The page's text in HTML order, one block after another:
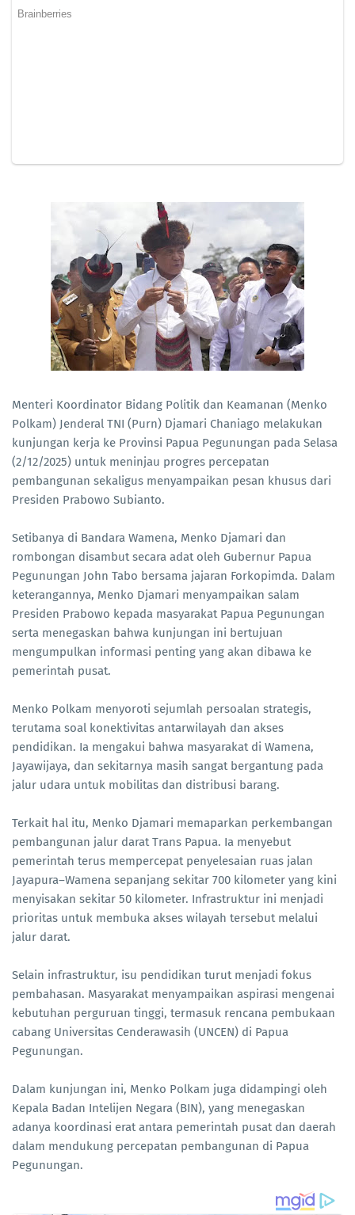
Menteri Koordinator Bidang Politik dan Keamanan (Menko
Polkam) Jenderal TNI (Purn) Djamari Chaniago melakukan
kunjungan kerja ke Provinsi Papua Pegunungan pada Selasa
(2/12/2025) untuk meninjau progres percepatan
pembangunan sekaligus menyampaikan pesan khusus dari
Presiden Prabowo Subianto.
Setibanya di Bandara Wamena, Menko Djamari dan
rombongan disambut secara adat oleh Gubernur Papua
Pegunungan John Tabo bersama jajaran Forkopimda. Dalam
keterangannya, Menko Djamari menyampaikan salam
Presiden Prabowo kepada masyarakat Papua Pegunungan
serta menegaskan bahwa kunjungan ini bertujuan
mengumpulkan informasi penting yang akan dibawa ke
pemerintah pusat.
Menko Polkam menyoroti sejumlah persoalan strategis,
terutama soal konektivitas antarwilayah dan akses
pendidikan. Ia mengakui bahwa masyarakat di Wamena,
Jayawijaya, dan sekitarnya masih sangat bergantung pada
jalur udara untuk mobilitas dan distribusi barang.
Terkait hal itu, Menko Djamari memaparkan perkembangan
pembangunan jalur darat Trans Papua. Ia menyebut
pemerintah terus mempercepat penyelesaian ruas jalan
Jayapura–Wamena sepanjang sekitar 700 kilometer yang kini
menyisakan sekitar 50 kilometer. Infrastruktur ini menjadi
prioritas untuk membuka akses wilayah tersebut melalui
jalur darat.
Selain infrastruktur, isu pendidikan turut menjadi fokus
pembahasan. Masyarakat menyampaikan aspirasi mengenai
kebutuhan perguruan tinggi, termasuk rencana pembukaan
cabang Universitas Cenderawasih (UNCEN) di Papua
Pegunungan.
Dalam kunjungan ini, Menko Polkam juga didampingi oleh
Kepala Badan Intelijen Negara (BIN), yang menegaskan
adanya koordinasi erat antara pemerintah pusat dan daerah
dalam mendukung percepatan pembangunan di Papua
Pegunungan.